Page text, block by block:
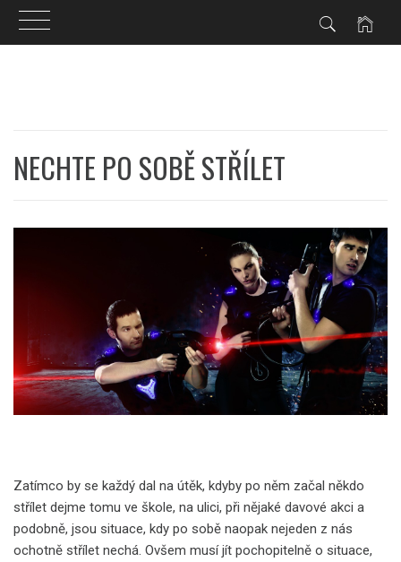
NECHTE PO SOBĚ STŘÍLET
Zatímco by se každý dal na útěk, kdyby po něm začal někdo
střílet dejme tomu ve škole, na ulici, při nějaké davové akci a
podobně, jsou situace, kdy po sobě naopak nejeden z nás
ochotně střílet nechá. Ovšem musí jít pochopitelně o situace,